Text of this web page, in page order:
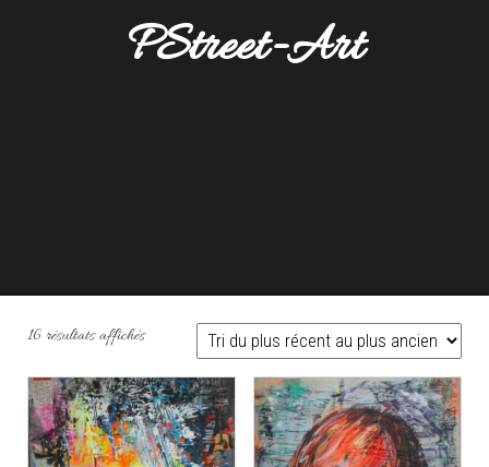
PStreet-Art
16 résultats affichésTrié du plus récent au plus ancien